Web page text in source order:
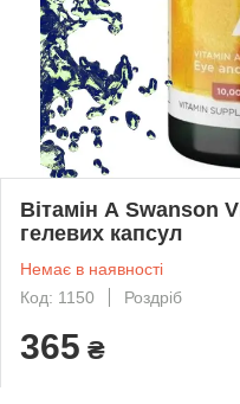
Вітамін А Swanson
гелевих капсул
Немає в наявності
Код: 1150
Роздріб
365 ₴